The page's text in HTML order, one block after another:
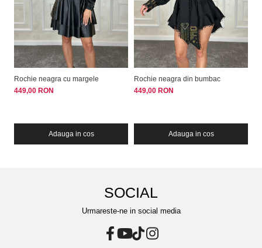
Rochie neagra cu margele
449,00 RON
Adauga in cos
Rochie neagra din bumbac
449,00 RON
Adauga in cos
SOCIAL
Urmareste-ne in social media